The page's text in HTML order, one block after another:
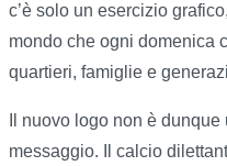
c’è solo un esercizio
mondo che ogni domenica
quartieri, famiglie e
Il nuovo logo non è
messaggio. Il calcio